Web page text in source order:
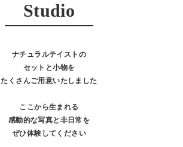
Studio
ナチュラルテイストの
セットと小物を
たくさんご用意いたしました
ここから生まれる
感動的な写真と非日常を
ぜひ体験してください